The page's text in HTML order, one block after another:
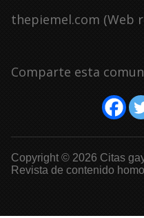
thepiemel.com (Web
Comparte esta
Copyright © 2026 Citas
Revista de contenido